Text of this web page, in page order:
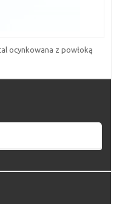
ocynkowana z powłoką